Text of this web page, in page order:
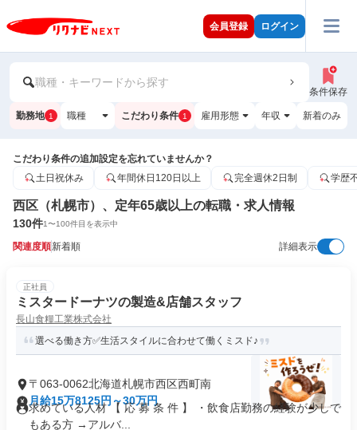
会員登録 ログイン
職種・キーワードから探す
条件保存
勤務地 1 職種 こだわり条件 1 雇用形態 年収 新着のみ
こだわり条件の追加設定を忘れていませんか？
土日祝休み
年間休日120日以上 完全週休2日制 学歴
西区（札幌市）、定年65歳以上の転職・求人情報
130件1〜100件目を表示中
関連度順新着順 詳細表示
正社員
ミスタードーナツの製造&店舗スタッフ
長山食糧工業株式会社
選べる働き方✅生活スタイルに合わせて働くミスド♪
〒063-0062北海道札幌市西区西町南
月給15万8125円～30万円
求めている人材 【 応 募 条 件 】 ・飲食店勤務の経験が少しで
もある方 →アルバ...